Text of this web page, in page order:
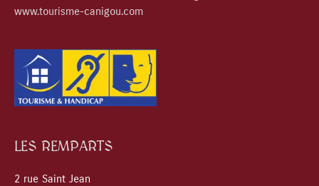
www.tourisme-canigou.com
LES REMPARTS
2 rue Saint Jean